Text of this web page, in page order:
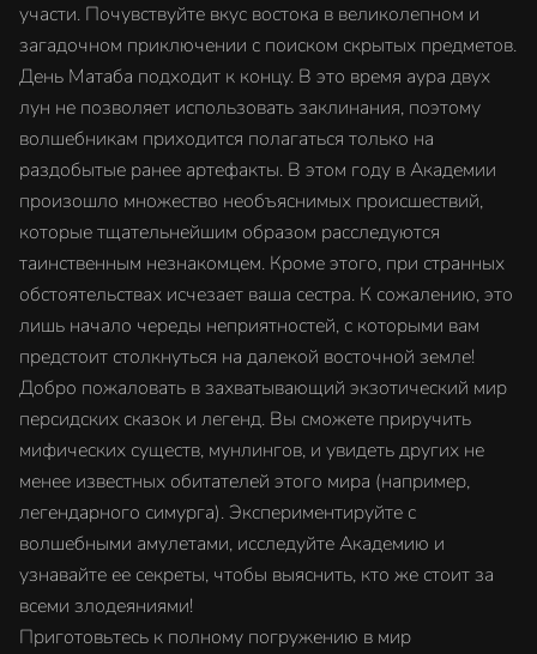
участи. Почувствуйте вкус востока в великолепном и
загадочном приключении с поиском скрытых предметов.
День Матаба подходит к концу. В это время аура двух
лун не позволяет использовать заклинания, поэтому
волшебникам приходится полагаться только на
раздобытые ранее артефакты. В этом году в Академии
произошло множество необъяснимых происшествий,
которые тщательнейшим образом расследуются
таинственным незнакомцем. Кроме этого, при странных
обстоятельствах исчезает ваша сестра. К сожалению, это
лишь начало череды неприятностей, с которыми вам
предстоит столкнуться на далекой восточной земле!
Добро пожаловать в захватывающий экзотический мир
персидских сказок и легенд. Вы сможете приручить
мифических существ, мунлингов, и увидеть других не
менее известных обитателей этого мира (например,
легендарного симурга). Экспериментируйте с
волшебными амулетами, исследуйте Академию и
узнавайте ее секреты, чтобы выяснить, кто же стоит за
всеми злодеяниями!
Приготовьтесь к полному погружению в мир